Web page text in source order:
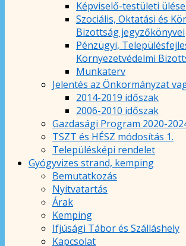
Képviselő-testületi
Szociális, Oktatási és
Bizottság jegyzőkönyvei
Pénzügyi,
Környezetvédelmi
Munkaterv
Jelentés az Önkormányzat
2014-2019 időszak
2006-2010 időszak
Gazdasági Program 2020-
TSZT és HÉSZ módosítás 1.
Településképi rendelet
Gyógyvizes strand, kemping
Bemutatkozás
Nyitvatartás
Árak
Kemping
Ifjúsági Tábor és Szálláshely
Kapcsolat